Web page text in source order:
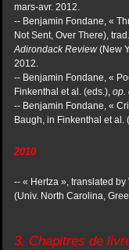
mars-avr. 2012.
-- Benjamin Fondane, «
Not Sent, Over There),
Adirondack Review (New
2012.
-- Benjamin Fondane, «
Finkenthal et al. (eds.), op.
-- Benjamin Fondane, «
Baugh, in Finkenthal et al.
2010
-- « Hertza », translated
(Univ. North Carolina,
3. Chapitres de